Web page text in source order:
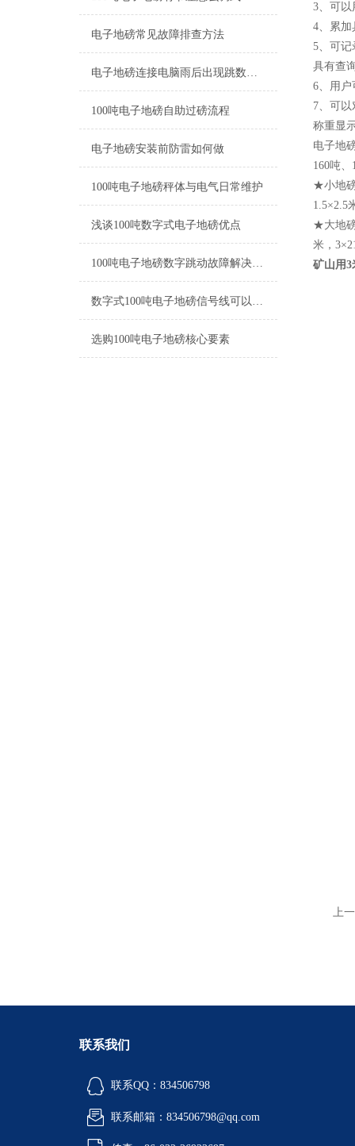
电子地磅常见故障排查方法
电子地磅连接电脑雨后出现跳数怎么检修
100吨电子地磅自助过磅流程
电子地磅安装前防雷如何做
100吨电子地磅秤体与电气日常维护
浅谈100吨数字式电子地磅优点
100吨电子地磅数字跳动故障解决方法
数字式100吨电子地磅信号线可以接多少米
选购100吨电子地磅核心要素
3、可以
4、累加
5、可记
具有查
6、用户
7、可
称重显
电子地
160吨
★小地磅
1.5×2.5
★大地磅
米，
矿山用3
上
联系我们
联系QQ：834506798
联系邮箱：834506798@qq.com